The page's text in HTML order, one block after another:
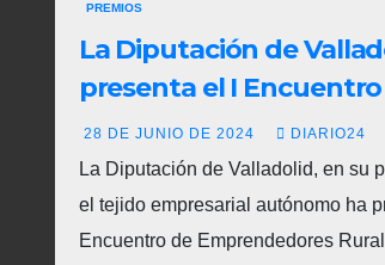
PREMIOS
La Diputación de
presenta el I
Emprendedores Rurales
premos ‘T de Talento’
28 DE JUNIO DE 2024 DIARIO24
La Diputación de Valladolid, en su
el tejido empresarial autónomo ha
Encuentro de Emprendedores